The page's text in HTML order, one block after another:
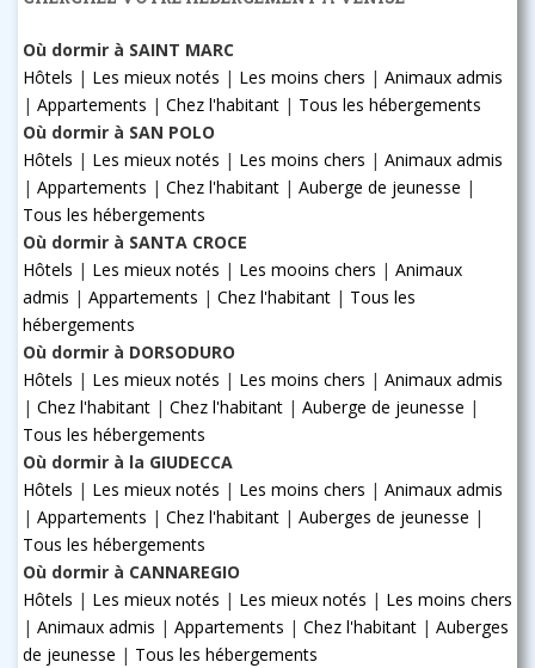
Où dormir à SAINT MARC
Hôtels | Les mieux notés | Les moins chers | Animaux admis
| Appartements | Chez l'habitant | Tous les hébergements
Où dormir à SAN POLO
Hôtels | Les mieux notés | Les moins chers | Animaux admis
| Appartements | Chez l'habitant | Auberge de jeunesse |
Tous les hébergements
Où dormir à SANTA CROCE
Hôtels | Les mieux notés | Les mooins chers | Animaux
admis | Appartements | Chez l'habitant | Tous les
hébergements
Où dormir à DORSODURO
Hôtels | Les mieux notés | Les moins chers | Animaux admis
| Chez l'habitant | Chez l'habitant | Auberge de jeunesse |
Tous les hébergements
Où dormir à la GIUDECCA
Hôtels | Les mieux notés | Les moins chers | Animaux admis
| Appartements | Chez l'habitant | Auberges de jeunesse |
Tous les hébergements
Où dormir à CANNAREGIO
Hôtels | Les mieux notés | Les mieux notés | Les moins chers
| Animaux admis | Appartements | Chez l'habitant | Auberges
de jeunesse | Tous les hébergements